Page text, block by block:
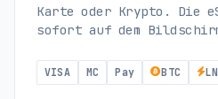
Karte oder Krypto. Die
sofort auf dem
VISA MC Pay BTC LN